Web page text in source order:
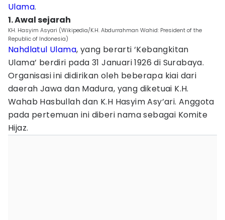
Ulama.
1. Awal sejarah
KH. Hasyim Asyari (Wikipedia/K.H. Abdurrahman Wahid: President of the
Republic of Indonesia)
Nahdlatul Ulama, yang berarti ‘Kebangkitan
Ulama’ berdiri pada 31 Januari 1926 di Surabaya.
Organisasi ini didirikan oleh beberapa kiai dari
daerah Jawa dan Madura, yang diketuai K.H.
Wahab Hasbullah dan K.H Hasyim Asy’ari. Anggota
pada pertemuan ini diberi nama sebagai Komite
Hijaz.